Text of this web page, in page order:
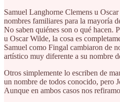
Samuel Langhorne Clemens u
nombres familiares para la mayoría
No saben quiénes son o qué hacen.
u Oscar Wilde, la cosa es
Samuel como Fingal cambiaron de
artístico muy diferente a su nombre
Otros simplemente lo escriben de
un nombre de todos conocido, pero
Aunque en ambos casos nos